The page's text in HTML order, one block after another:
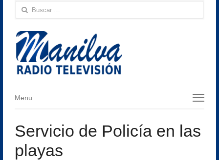
Buscar:
Menu
Menu
Servicio de Policía en las
playas